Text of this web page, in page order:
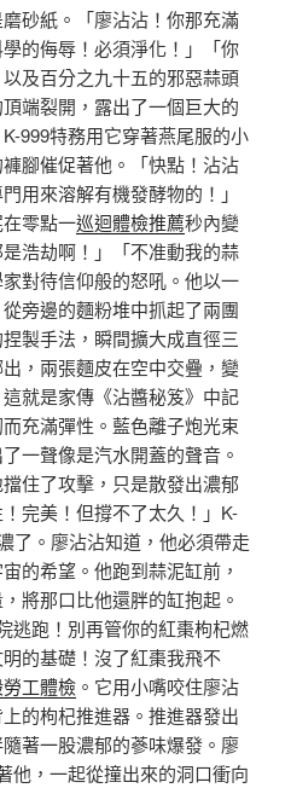
砂紙。「廖沾沾！你那充滿
的侮辱！必須淨化！」「你
及百分之九十五的邪惡蒜頭
端裂開，露出了一個巨大的
999特務用它穿著燕尾服的小
腳催促著他。「快點！沾沾
用來溶解有機發酵物的！」
零點一巡迴體檢推薦秒內變
浩劫啊！」「不准動我的蒜
對待信仰般的怒吼。他以一
旁邊的麵粉堆中抓起了兩團
製手法，瞬間擴大成直徑三
，兩張麵皮在空中交疊，變
就是家傳《沾醬秘笈》中記
充滿彈性。藍色離子炮光束
一聲像是汽水開蓋的聲音。
住了攻擊，只是散發出濃郁
完美！但撐不了太久！」K-
了。廖沾沾知道，他必須帶走
的希望。他跑到蒜泥缸前，
將那口比他還胖的缸抱起。
逃跑！別再管你的紅棗枸杞燃
的基礎！沒了紅棗我飛不
工體檢 。它用小嘴咬住廖沾
的枸杞推進器。推進器發出
隨著一股濃郁的蔘味爆發。廖
他，一起從撞出來的洞口衝向